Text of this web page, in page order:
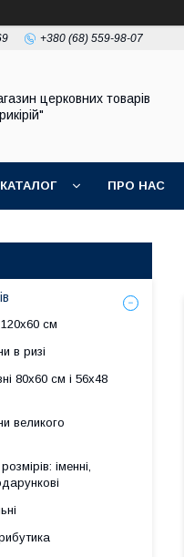
+380 (68) 559-98-07
церковних товарів
КАТАЛОГ ПРО НАС
120х60 см
в ризі
80х60 см і 56х48
великого
іменні,